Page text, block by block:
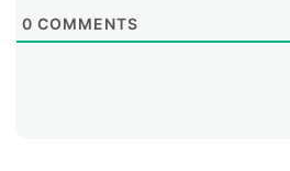
0 COMMENTS